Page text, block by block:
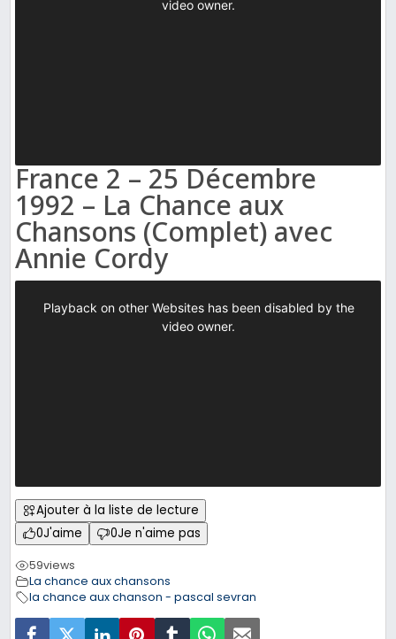
France 2 – 25 Décembre
1992 – La Chance aux
Chansons (Complet) avec
Annie Cordy
Ajouter à la liste de lecture
0J'aime 0Je n'aime pas
59views
La chance aux chansons
la chance aux chanson - pascal sevran